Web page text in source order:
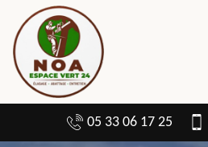
05 33 06 17 25